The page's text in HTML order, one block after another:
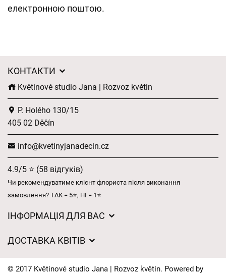
електронною поштою.
КОНТАКТИ
Květinové studio Jana | Rozvoz květin
P. Holého 130/15
405 02 Děčín
info@kvetinyjanadecin.cz
4.9/5 ⭐ (58 відгуків)
Чи рекомендуватиме клієнт флориста після виконання
замовлення? ТАК = 5⭐, НІ = 1⭐
ІНФОРМАЦІЯ ДЛЯ ВАС
Захист персональних даних
Час доставки квітів – огляд можливостей
ДОСТАВКА КВІТІВ
Куди ми доставляємо квіти
© 2017 Květinové studio Jana | Rozvoz květin. Powered by